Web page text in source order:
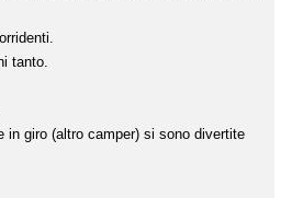
tanto.
in giro (altro camper) si sono divertite